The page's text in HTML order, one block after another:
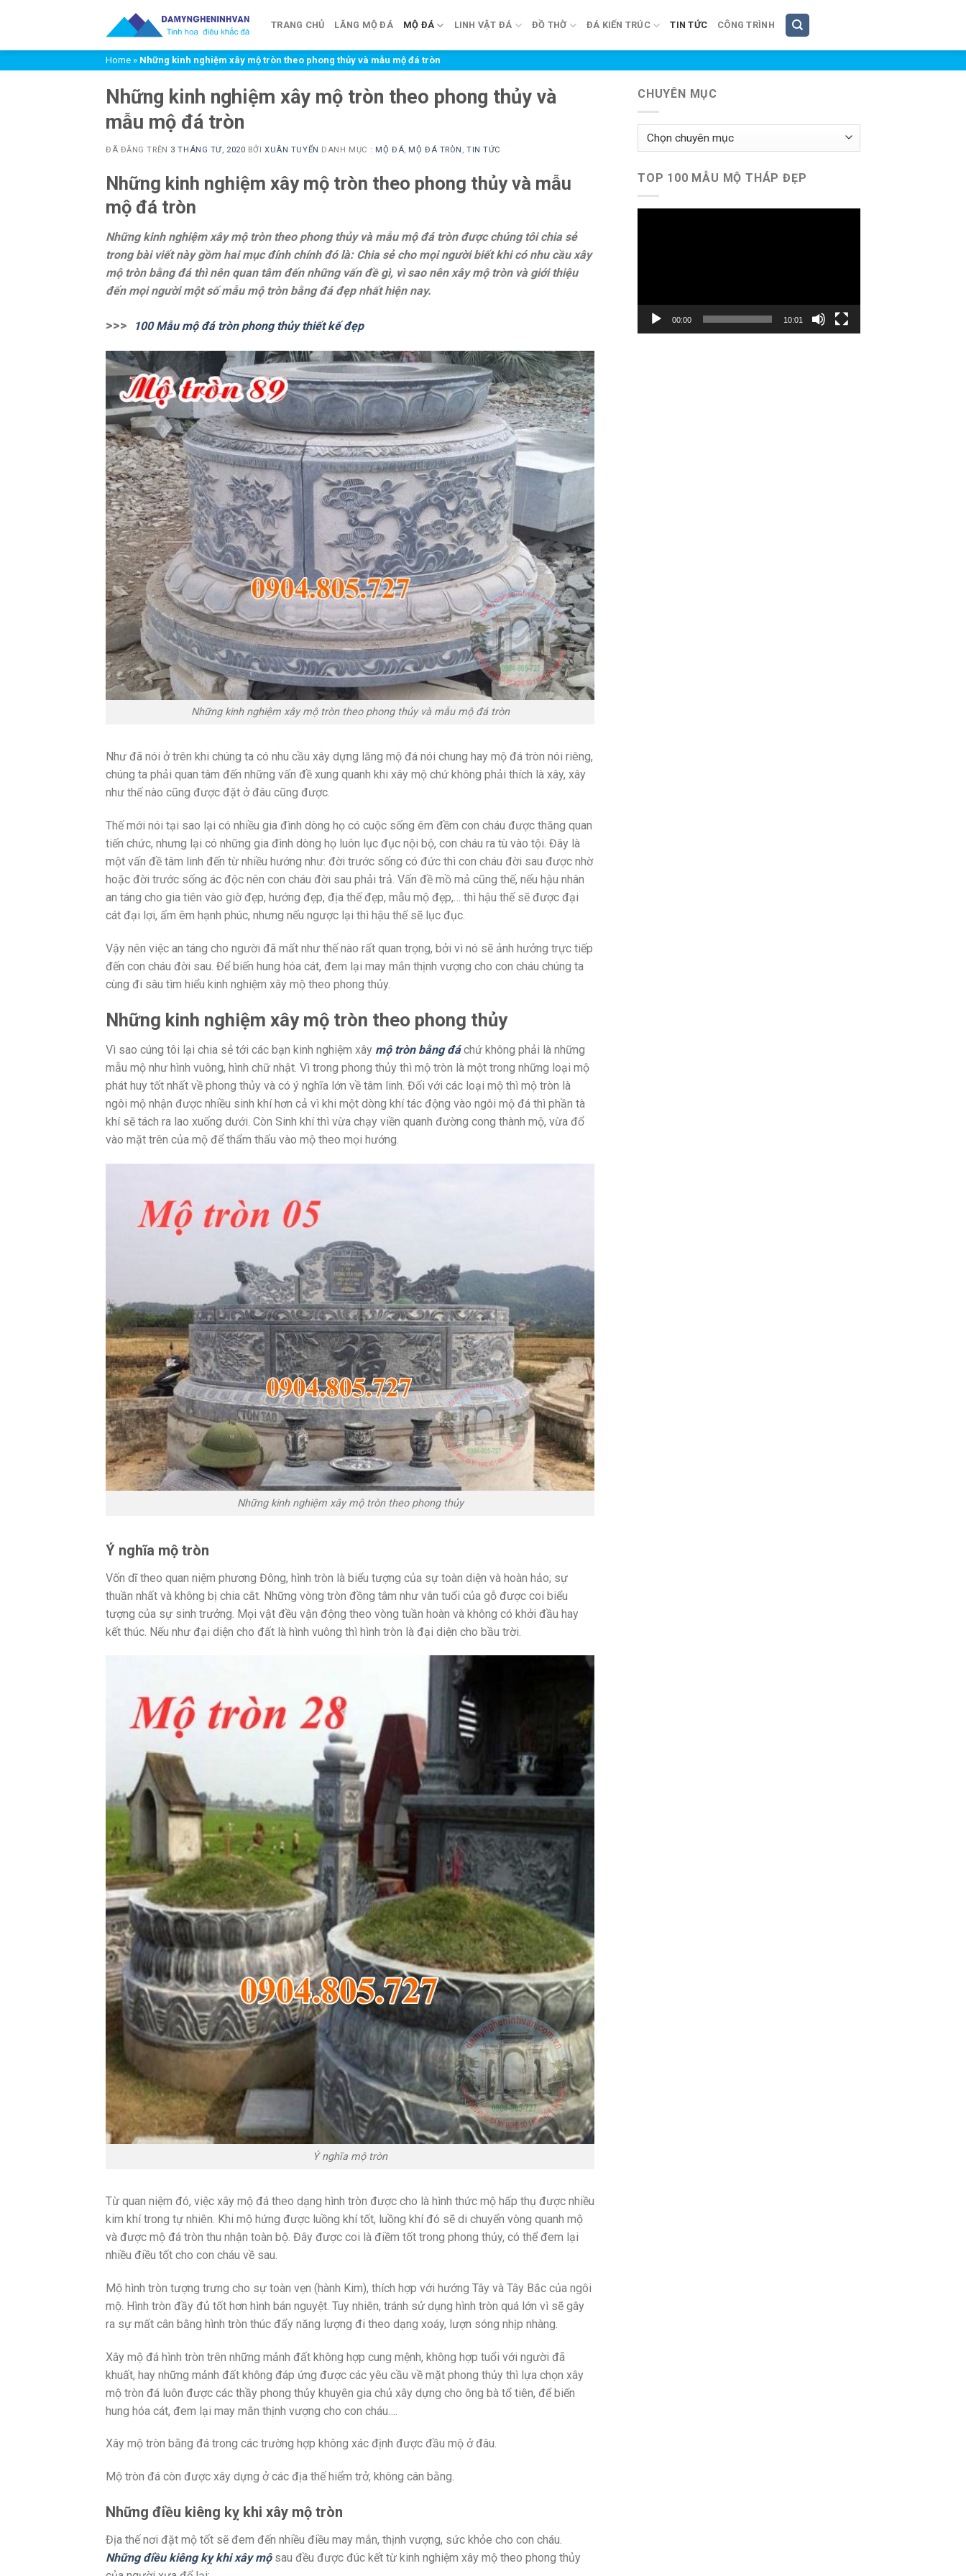
TRANG CHỦ LĂNG MỘ ĐÁ MỘ ĐÁ LINH VẬT ĐÁ ĐỒ THỜ ĐÁ KIẾN TRÚC TIN TỨC CÔNG TRÌNH
Home » Những kinh nghiệm xây mộ tròn theo phong thủy và mẫu mộ đá tròn
Những kinh nghiệm xây mộ tròn theo phong thủy và
mẫu mộ đá tròn
ĐÃ ĐĂNG TRÊN 3 THÁNG TƯ, 2020 BỞIXUÂN TUYỂN DANH MỤC : MỘ ĐÁ MỘ ĐÁ TRÒN ,TIN TỨC
Những kinh nghiệm xây mộ tròn theo phong thủy và mẫu
mộ đá tròn
Những kinh nghiệm xây mộ tròn theo phong thủy và mẫu mộ đá tròn được chúng tôi chia sẻ
trong bài viết này gồm hai mục đính chính đó là: Chia sẻ cho mọi người biết khi có nhu cầu xây
mộ tròn bằng đá thì nên quan tâm đến những vấn đề gì, vì sao nên xây mộ tròn và giới thiệu
đến mọi người một số mẫu mộ tròn bằng đá đẹp nhất hiện nay.
>>> 100 Mẫu mộ đá tròn phong thủy thiết kế đẹp
Những kinh nghiệm xây mộ tròn theo phong thủy và mẫu mộ đá tròn
Như đã nói ở trên khi chúng ta có nhu cầu xây dựng lăng mộ đá nói chung hay mộ đá tròn nói riêng,
chúng ta phải quan tâm đến những vấn đề xung quanh khi xây mộ chứ không phải thích là xây, xây
như thế nào cũng được đặt ở đâu cũng được.
Thế mới nói tại sao lại có nhiều gia đình dòng họ có cuộc sống êm đềm con cháu được thăng quan
tiến chức, nhưng lại có những gia đình dòng họ luôn lục đục nội bộ, con cháu ra tù vào tội. Đây là
một vấn đề tâm linh đến từ nhiều hướng như: đời trước sống có đức thì con cháu đời sau được nhờ
hoặc đời trước sống ác độc nên con cháu đời sau phải trả. Vấn đề mồ mả cũng thế, nếu hậu nhân
an táng cho gia tiên vào giờ đẹp, hướng đẹp, địa thế đẹp, mẫu mộ đẹp,… thì hậu thế sẽ được đại
cát đại lợi, ấm êm hạnh phúc, nhưng nếu ngược lại thì hậu thế sẽ lục đục.
Vậy nên việc an táng cho người đã mất như thế nào rất quan trọng, bởi vì nó sẽ ảnh hưởng trực tiếp
đến con cháu đời sau. Để biến hung hóa cát, đem lại may mắn thịnh vượng cho con cháu chúng ta
cùng đi sâu tìm hiểu kinh nghiệm xây mộ theo phong thủy.
Những kinh nghiệm xây mộ tròn theo phong thủy
Vì sao cúng tôi lại chia sẻ tới các bạn kinh nghiệm xây mộ tròn bằng đá chứ không phải là những
mẫu mộ như hình vuông, hình chữ nhật. Vì trong phong thủy thì mộ tròn là một trong những loại mộ
phát huy tốt nhất về phong thủy và có ý nghĩa lớn về tâm linh. Đối với các loại mộ thì mộ tròn là
ngôi mộ nhận được nhiều sinh khí hơn cả vì khi một dòng khí tác động vào ngôi mộ đá thì phần tà
khí sẽ tách ra lao xuống dưới. Còn Sinh khí thì vừa chạy viền quanh đường cong thành mộ, vừa đổ
vào mặt trên của mộ để thẩm thấu vào mộ theo mọi hướng.
Những kinh nghiệm xây mộ tròn theo phong thủy
Ý nghĩa mộ tròn
Vốn dĩ theo quan niệm phương Đông, hình tròn là biểu tượng của sự toàn diện và hoàn hảo; sự
thuần nhất và không bị chia cắt. Những vòng tròn đồng tâm như vân tuổi của gỗ được coi biểu
tượng của sự sinh trưởng. Mọi vật đều vận động theo vòng tuần hoàn và không có khởi đầu hay
kết thúc. Nếu như đại diện cho đất là hình vuông thì hình tròn là đại diện cho bầu trời.
Ý nghĩa mộ tròn
Từ quan niệm đó, việc xây mộ đá theo dạng hình tròn được cho là hình thức mộ hấp thụ được nhiều
kim khí trong tự nhiên. Khi mộ hứng được luồng khí tốt, luồng khí đó sẽ di chuyển vòng quanh mộ
và được mộ đá tròn thu nhận toàn bộ. Đây được coi là điềm tốt trong phong thủy, có thể đem lại
nhiều điều tốt cho con cháu về sau.
Mộ hình tròn tượng trưng cho sự toàn vẹn (hành Kim), thích hợp với hướng Tây và Tây Bắc của ngôi
mộ. Hình tròn đầy đủ tốt hơn hình bán nguyệt. Tuy nhiên, tránh sử dụng hình tròn quá lớn vì sẽ gây
ra sự mất cân bằng hình tròn thúc đẩy năng lượng đi theo dạng xoáy, lượn sóng nhịp nhàng.
Xây mộ đá hình tròn trên những mảnh đất không hợp cung mệnh, không hợp tuổi với người đã
khuất, hay những mảnh đất không đáp ứng được các yêu cầu về mặt phong thủy thì lựa chọn xây
mộ tròn đá luôn được các thầy phong thủy khuyên gia chủ xây dựng cho ông bà tổ tiên, để biến
hung hóa cát, đem lại may mắn thịnh vượng cho con cháu….
Xây mộ tròn bằng đá trong các trường hợp không xác định được đầu mộ ở đâu.
Mộ tròn đá còn được xây dựng ở các địa thế hiểm trở, không cân bằng.
Những điều kiêng kỵ khi xây mộ tròn
Địa thế nơi đặt mộ tốt sẽ đem đến nhiều điều may mắn, thịnh vượng, sức khỏe cho con cháu.
Những điều kiêng kỵ khi xây mộsau đều được đúc kết từ kinh nghiệm xây mộ theo phong thủy
CHUYÊN MỤC
Chuyên
mục
TOP 100 MẪU MỘ THÁP ĐẸP
00:00 10:01